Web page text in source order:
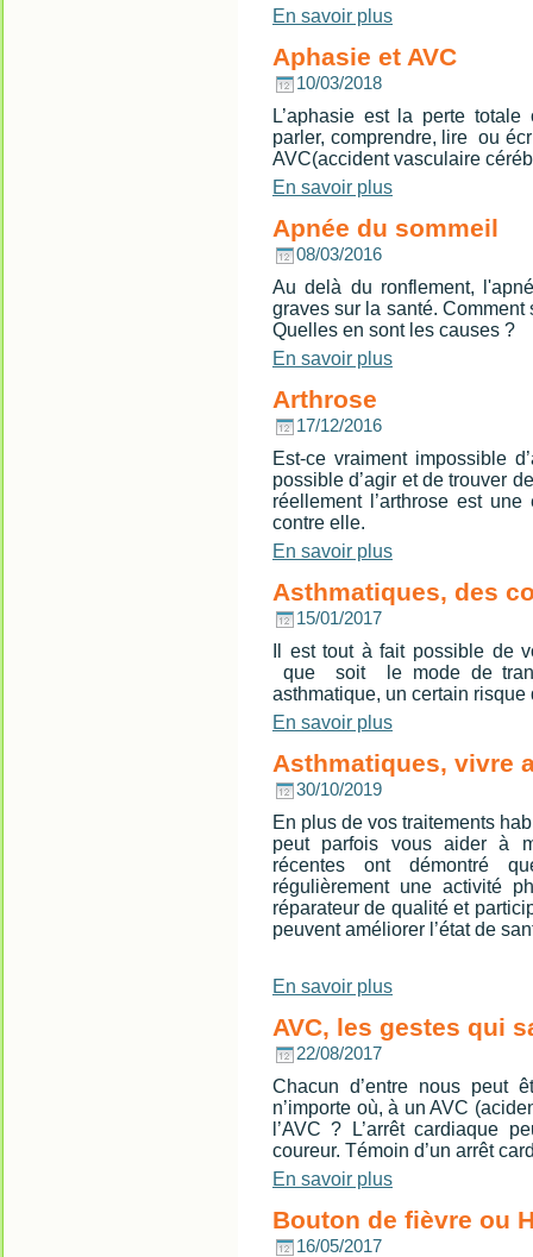
En savoir plus
Aphasie et AVC
10/03/2018
L’aphasie est la perte
parler, comprendre, lire ou
AVC(accident vasculaire
En savoir plus
Apnée du sommeil
08/03/2016
Au delà du ronflement,
graves sur la santé.
Quelles en sont les causes ?
En savoir plus
Arthrose
17/12/2016
Est-ce vraiment impossible
possible d’agir et de trouver
réellement l’arthrose est
contre elle.
En savoir plus
Asthmatiques, des
15/01/2017
Il est tout à fait possible de
que soit le mode de
asthmatique, un certain risque
En savoir plus
Asthmatiques, vivre
30/10/2019
En plus de vos traitements
peut parfois vous aider à
récentes ont démontré
régulièrement une activité
réparateur de qualité et
peuvent améliorer l’état de
En savoir plus
AVC, les gestes qui
22/08/2017
Chacun d’entre nous peut
n’importe où, à un AVC
l’AVC ? L’arrêt cardiaque
coureur. Témoin d’un arrêt
En savoir plus
Bouton de fièvre ou
16/05/2017